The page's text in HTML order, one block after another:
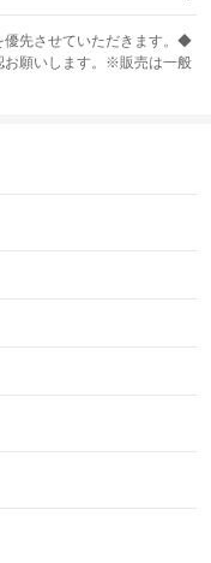
優先させていただきます。◆
お願いします。※販売は一般